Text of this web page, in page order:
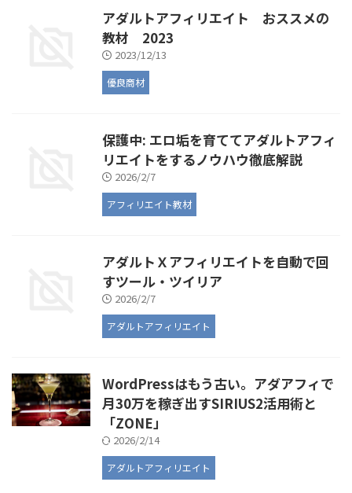
アダルトアフィリエイト おススメの
教材 2023
2023/12/13
優良商材
保護中: エロ垢を育ててアダルトアフィ
リエイトをするノウハウ徹底解説
2026/2/7
アフィリエイト教材
アダルトＸアフィリエイトを自動で回
すツール・ツイリア
2026/2/7
アダルトアフィリエイト
WordPressはもう古い。アダアフィで
月30万を稼ぎ出すSIRIUS2活用術と
「ZONE」
2026/2/14
アダルトアフィリエイト